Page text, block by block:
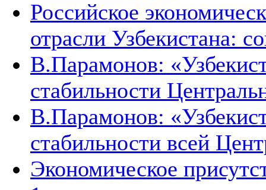
Российское
отрасли Узбекистана:
В.Парамонов:
стабильности
В.Парамонов:
стабильности всей
Экономическое